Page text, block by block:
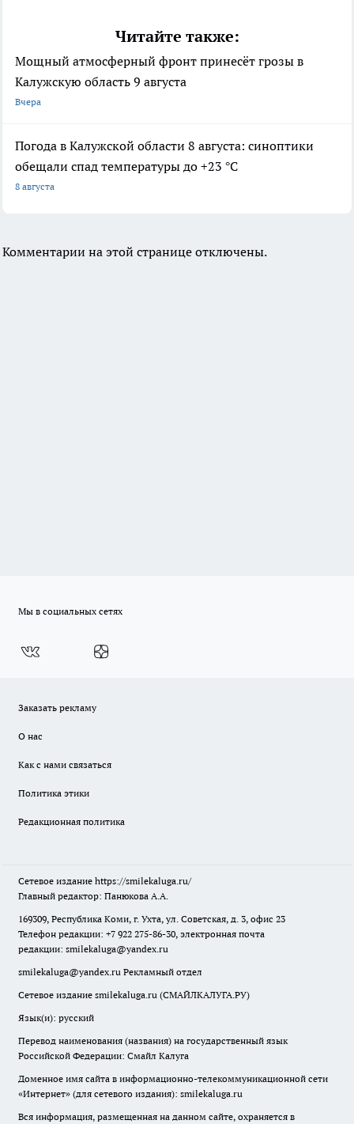
Читайте также:
Мощный атмосферный фронт принесёт грозы в
Калужскую область 9 августа
Вчера
Погода в Калужской области 8 августа: синоптики
обещали спад температуры до +23 °C
8 августа
Комментарии на этой странице отключены.
Мы в социальных сетях
Заказать рекламу
О нас
Как с нами связаться
Политика этики
Редакционная политика
Сетевое издание https://smilekaluga.ru/
Главный редактор: Панюкова А.А.
169309, Республика Коми, г. Ухта, ул. Советская, д. 3, офис 23
Телефон редакции: +7 922 275-86-30, электронная почта
редакции: smilekaluga@yandex.ru
smilekaluga@yandex.ru Рекламный отдел
Сетевое издание smilekaluga.ru (СМАЙЛКАЛУГА.РУ)
Язык(и): русский
Перевод наименования (названия) на государственный язык
Российской Федерации: Смайл Калуга
Доменное имя сайта в информационно-телекоммуникационной сети
«Интернет» (для сетевого издания): smilekaluga.ru
Вся информация, размещенная на данном сайте, охраняется в